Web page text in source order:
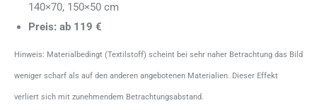
140×70, 150×50 cm
Preis: ab 119 €
Hinweis: Materialbedingt (Textilstoff) scheint bei sehr naher Betrachtung das Bild
weniger scharf als auf den anderen angebotenen Materialien. Dieser Effekt
verliert sich mit zunehmendem Betrachtungsabstand.